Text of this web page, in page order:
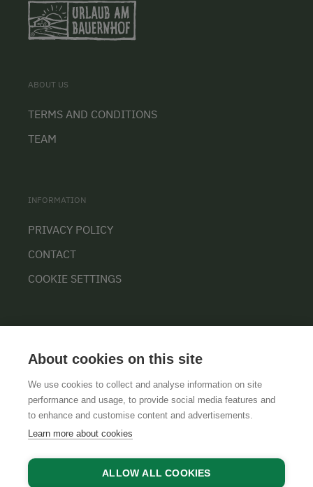
ABOUT US
TERMS AND CONDITIONS
TEAM
INFORMATION
PRIVACY POLICY
CONTACT
COOKIE SETTINGS
GTCSLEGAL NOTICEDATA PROTECTION
About cookies on this site
We use cookies to collect and analyse information on site
performance and usage, to provide social media features and
to enhance and customise content and advertisements.
Learn more about cookies
ALLOW ALL COOKIES